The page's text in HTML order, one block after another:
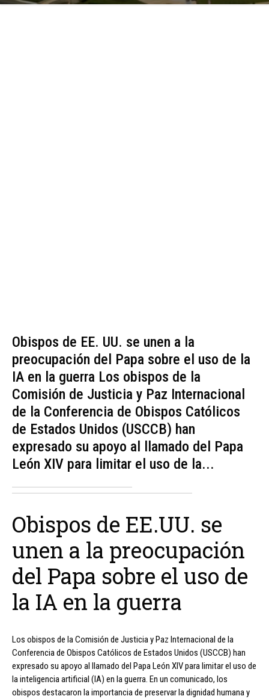
Obispos de EE. UU. se unen a la
preocupación del Papa sobre el uso de la
IA en la guerra Los obispos de la
Comisión de Justicia y Paz Internacional
de la Conferencia de Obispos Católicos
de Estados Unidos (USCCB) han
expresado su apoyo al llamado del Papa
León XIV para limitar el uso de la...
Obispos de EE.UU. se
unen a la preocupación
del Papa sobre el uso de
la IA en la guerra
Los obispos de la Comisión de Justicia y Paz Internacional de la
Conferencia de Obispos Católicos de Estados Unidos (USCCB) han
expresado su apoyo al llamado del Papa León XIV para limitar el uso de
la inteligencia artificial (IA) en la guerra. En un comunicado, los
obispos destacaron la importancia de preservar la dignidad humana y